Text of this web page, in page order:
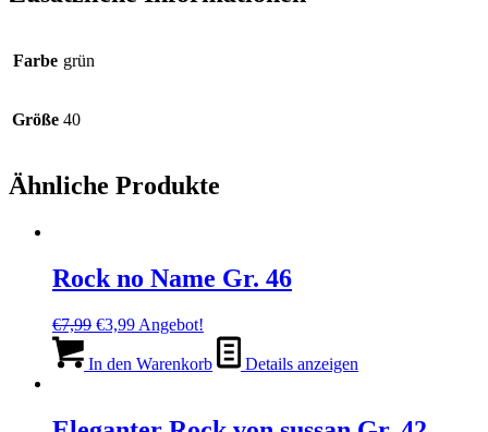
Farbe grün
Größe 40
Ähnliche Produkte
Rock no Name Gr. 46
€7,99 Ursprünglicher
war:
€3,99Aktueller
ist:
Angebot!
In den Warenkorb Details anzeigen